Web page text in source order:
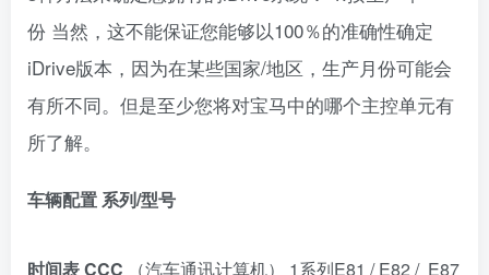
份 当然，这不能保证您能够以100％的准确性确定
iDrive版本，因为在某些国家/地区，生产月份可能会
有所不同。但是至少您将对宝马中的哪个主控单元有
所了解。
车辆配置系列/型号
时间表CCC
（汽车通讯计算机） 1系列E81 / E82 / E87